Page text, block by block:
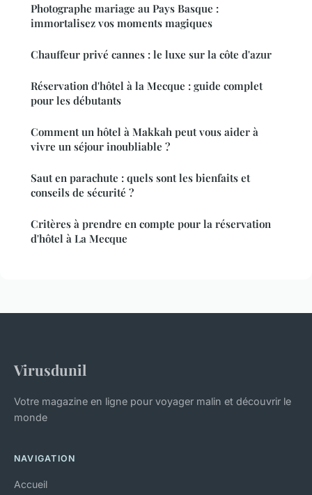
Photographe mariage au Pays Basque :
immortalisez vos moments magiques
Chauffeur privé cannes : le luxe sur la côte d'azur
Réservation d'hôtel à la Mecque : guide complet
pour les débutants
Comment un hôtel à Makkah peut vous aider à
vivre un séjour inoubliable ?
Saut en parachute : quels sont les bienfaits et
conseils de sécurité ?
Critères à prendre en compte pour la réservation
d'hôtel à La Mecque
Virusdunil
Votre magazine en ligne pour voyager malin et découvrir le
monde
NAVIGATION
Accueil